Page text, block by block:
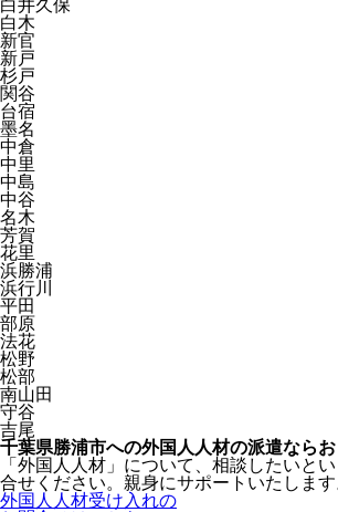
白井久保
白木
新官
新戸
杉戸
関谷
台宿
墨名
中倉
中里
中島
中谷
名木
芳賀
花里
浜勝浦
浜行川
平田
部原
法花
松野
松部
南山田
守谷
吉尾
千葉県勝浦市への外国人人材の派遣ならお
「外国人人材」について、相談したいと
合せください。親身にサポートいたします
外国人人材受け入れの